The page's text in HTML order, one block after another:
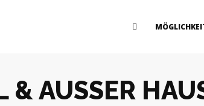
& AUSSER